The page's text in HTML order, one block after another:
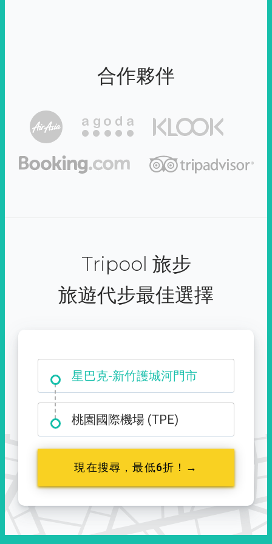
合作夥伴
Tripool 旅步
旅遊代步最佳選擇
大霸尖山登山口
桃園國際機場 (TPE)
現在搜尋，最低6折！→